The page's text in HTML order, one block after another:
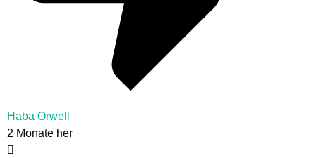
Haba Orwell
2 Monate her